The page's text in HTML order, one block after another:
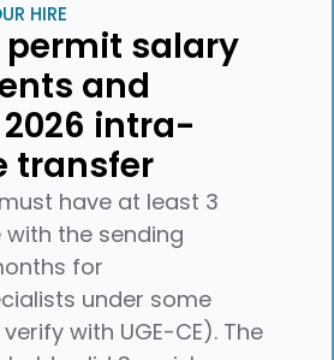
HIRE
permit salary
and
intra-
transfer
have at least 3
the sending
for
under some
with UGE-CE). The